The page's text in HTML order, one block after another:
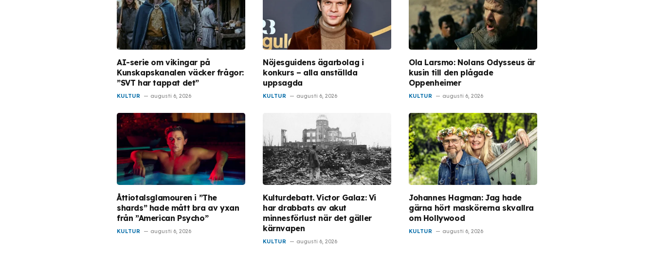
AI-serie om vikingar på
Kunskapskanalen väcker frågor:
”SVT har tappat det”
KULTUR augusti 6, 2026
Nöjesguidens ägarbolag i
konkurs – alla anställda
uppsagda
KULTUR augusti 6, 2026
Ola Larsmo: Nolans Odysseus är
kusin till den plågade
Oppenheimer
KULTUR augusti 6, 2026
Åttiotalsglamouren i ”The
shards” hade mått bra av yxan
från ”American Psycho”
KULTUR augusti 6, 2026
Kulturdebatt. Victor Galaz: Vi
har drabbats av akut
minnesförlust när det gäller
kärnvapen
KULTUR augusti 6, 2026
Johannes Hagman: Jag hade
gärna hört maskörerna skvallra
om Hollywood
KULTUR augusti 6, 2026